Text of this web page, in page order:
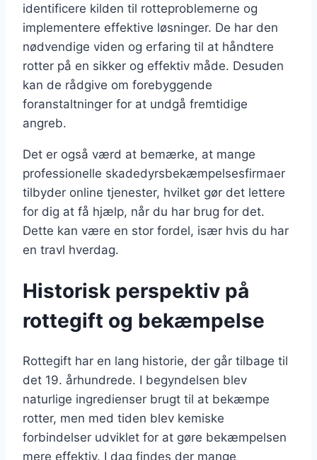
identificere kilden til rotteproblemerne og
implementere effektive løsninger. De har den
nødvendige viden og erfaring til at håndtere
rotter på en sikker og effektiv måde. Desuden
kan de rådgive om forebyggende
foranstaltninger for at undgå fremtidige
angreb.
Det er også værd at bemærke, at mange
professionelle skadedyrsbekæmpelsesfirmaer
tilbyder online tjenester, hvilket gør det lettere
for dig at få hjælp, når du har brug for det.
Dette kan være en stor fordel, især hvis du har
en travl hverdag.
Historisk perspektiv på
rottegift og bekæmpelse
Rottegift har en lang historie, der går tilbage til
det 19. århundrede. I begyndelsen blev
naturlige ingredienser brugt til at bekæmpe
rotter, men med tiden blev kemiske
forbindelser udviklet for at gøre bekæmpelsen
mere effektiv. I dag findes der mange